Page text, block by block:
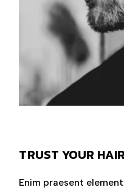
TRUST YOUR
Enim praesent